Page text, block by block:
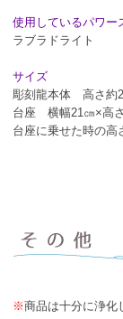
使用しているパワー
ラブラドライト
サイズ
彫刻龍本体 高さ約
台座 横幅21㎝×高
台座に乗せた時の
※商品は十分に浄化